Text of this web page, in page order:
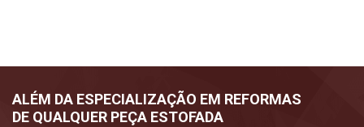
ALÉM DA ESPECIALIZAÇÃO EM REFORMAS
DE QUALQUER PEÇA ESTOFADA